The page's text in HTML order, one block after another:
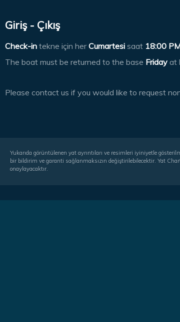
Giriş - Çıkış
Check-in tekne için herCumartesi saat 18:00
The boat must be returned to the base Friday at
Please contact us if you would like to request
Yukarıda görüntülenen yat ayrıntıları ve resimleri iyiniyetle
bir bildirim ve garanti sağlanmaksızın değiştirilebilecektir. Yat
onaylayacaktır.